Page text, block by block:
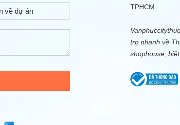
TPHCM
trợ nhanh về
shophouse,